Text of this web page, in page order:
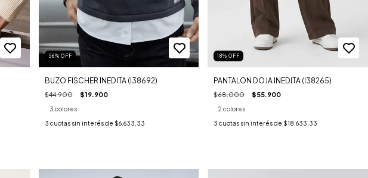
56% OFF
BUZO FISCHER INEDITA (I38692)
$44.900 $19.900
3 colores
3 cuotas sin interés de $6.633,33
18%OFF
PANTALON DOJA INEDITA (I38265)
$68.000 $55.900
2 colores
3 cuotas sin interés de $18.633,33